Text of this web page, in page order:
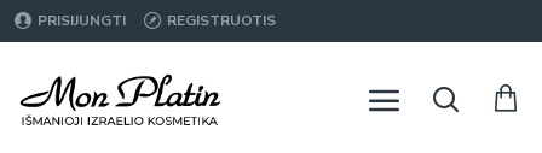
PRISIJUNGTI REGISTRUOTIS